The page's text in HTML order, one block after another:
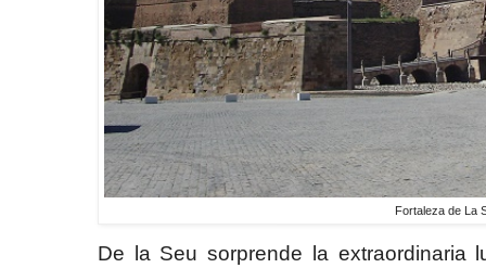
Fortaleza de La
De la Seu sorprende la extraordinaria